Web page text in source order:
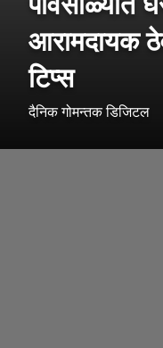
आरामदायक
टिप्स
दैनिक गोमन्तक डिजिटल